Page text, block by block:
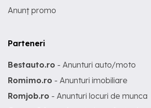
Anunț promo
Parteneri
Bestauto.ro - Anunturi auto/moto
Romimo.ro - Anunturi imobiliare
Romjob.ro - Anunturi locuri de munca